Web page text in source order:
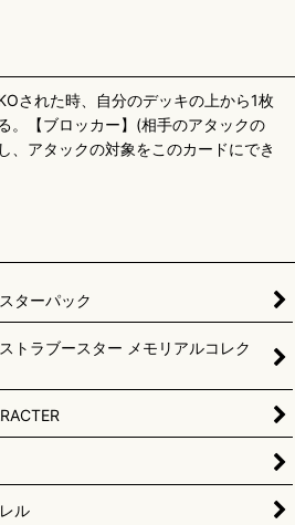
された時、自分のデッキの上から1枚
。【ブロッカー】(相手のアタックの
、アタックの対象をこのカードにでき
ターパック
トラブースター メモリアルコレク
ル